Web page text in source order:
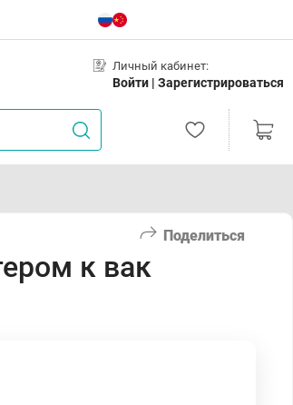
Личный кабинет:
Войти | Зарегистрироваться
Поделиться
к вак